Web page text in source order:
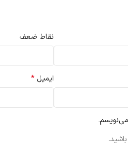
نقاط ضعف
ایمیل *
می‌نویسم.